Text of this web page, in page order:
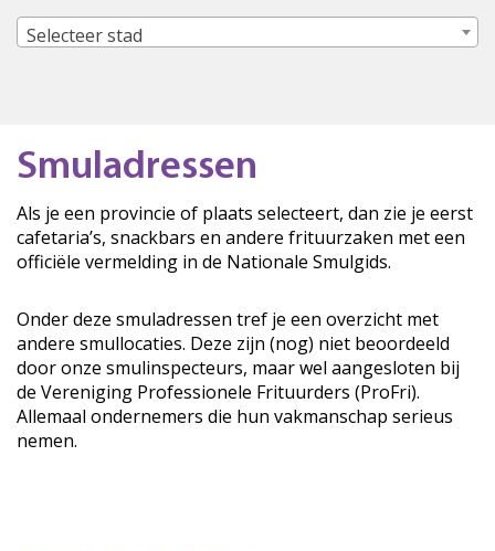
Selecteer stad
Smuladressen
Als je een provincie of plaats selecteert, dan zie je eerst
cafetaria’s, snackbars en andere frituurzaken met een
officiële vermelding in de Nationale Smulgids.
Onder deze smuladressen tref je een overzicht met
andere smullocaties. Deze zijn (nog) niet beoordeeld
door onze smulinspecteurs, maar wel aangesloten bij
de Vereniging Professionele Frituurders (ProFri).
Allemaal ondernemers die hun vakmanschap serieus
nemen.